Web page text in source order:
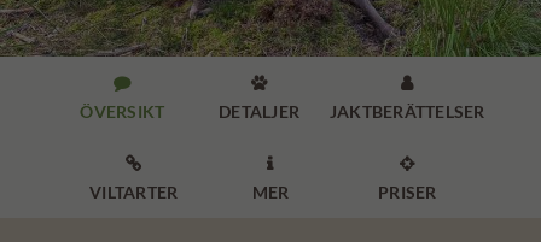

ÖVERSIKT

DETALJER

JAKTBERÄTTELSER

VILTARTER

MER

PRISER